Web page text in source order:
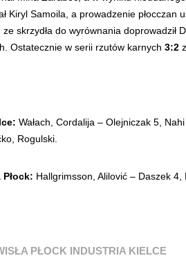
Kiryl Samoila, a prowadzenie
skrzydła do wyrównania doprowadził
Ostatecznie w serii rzutów karnych 3:2
Wałach, Cordalija – Olejniczak 5,
Rogulski.
Płock: Hallgrimsson, Alilović – Daszek
PŁOCK INDUSTRIA KIELCE